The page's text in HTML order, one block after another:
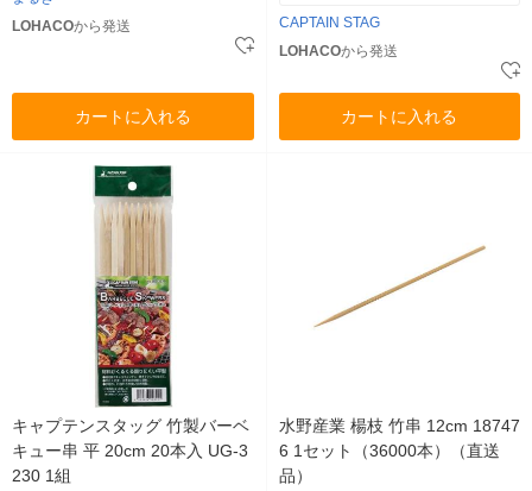
LOHACOから発送
カートに入れる
CAPTAIN STAG
LOHACOから発送
カートに入れる
キャプテンスタッグ 竹製バーベ
キュー串 平 20cm 20本入 UG-3
230 1組
水野産業 楊枝 竹串 12cm 18747
6 1セット（36000本）（直送
品）